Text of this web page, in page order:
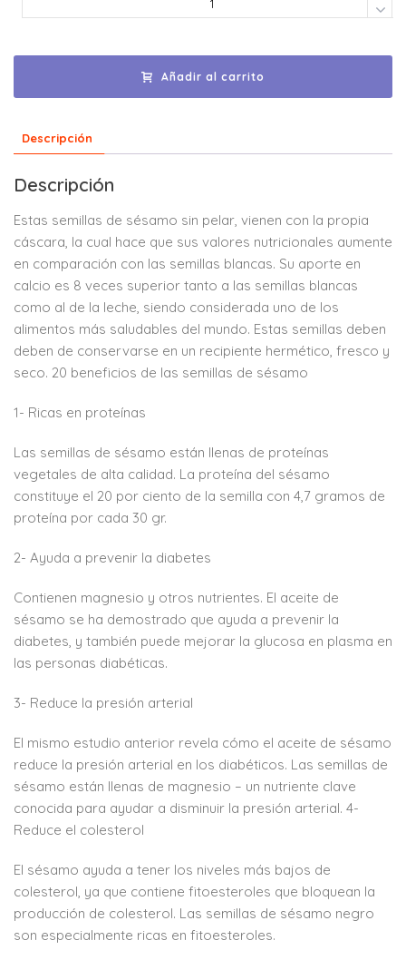
Añadir al carrito
Descripción
Descripción
Estas semillas de sésamo sin pelar, vienen con la propia
cáscara, la cual hace que sus valores nutricionales aumente
en comparación con las semillas blancas. Su aporte en
calcio es 8 veces superior tanto a las semillas blancas
como al de la leche, siendo considerada uno de los
alimentos más saludables del mundo. Estas semillas deben
deben de conservarse en un recipiente hermético, fresco y
seco. 20 beneficios de las semillas de sésamo
1- Ricas en proteínas
Las semillas de sésamo están llenas de proteínas
vegetales de alta calidad. La proteína del sésamo
constituye el 20 por ciento de la semilla con 4,7 gramos de
proteína por cada 30 gr.
2- Ayuda a prevenir la diabetes
Contienen magnesio y otros nutrientes. El aceite de
sésamo se ha demostrado que ayuda a prevenir la
diabetes, y también puede mejorar la glucosa en plasma en
las personas diabéticas.
3- Reduce la presión arterial
El mismo estudio anterior revela cómo el aceite de sésamo
reduce la presión arterial en los diabéticos. Las semillas de
sésamo están llenas de magnesio – un nutriente clave
conocida para ayudar a disminuir la presión arterial. 4-
Reduce el colesterol
El sésamo ayuda a tener los niveles más bajos de
colesterol, ya que contiene fitoesteroles que bloquean la
producción de colesterol. Las semillas de sésamo negro
son especialmente ricas en fitoesteroles.